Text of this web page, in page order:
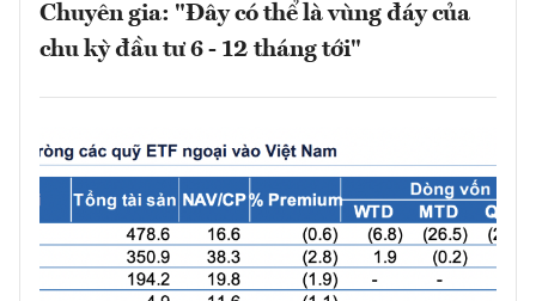
Chuyên gia: "Đây có thể là vùng đáy của
chu kỳ đầu tư 6 - 12 tháng tới"